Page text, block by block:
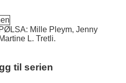
Mille Pleym, Jenny
L. Tretli.
til serien